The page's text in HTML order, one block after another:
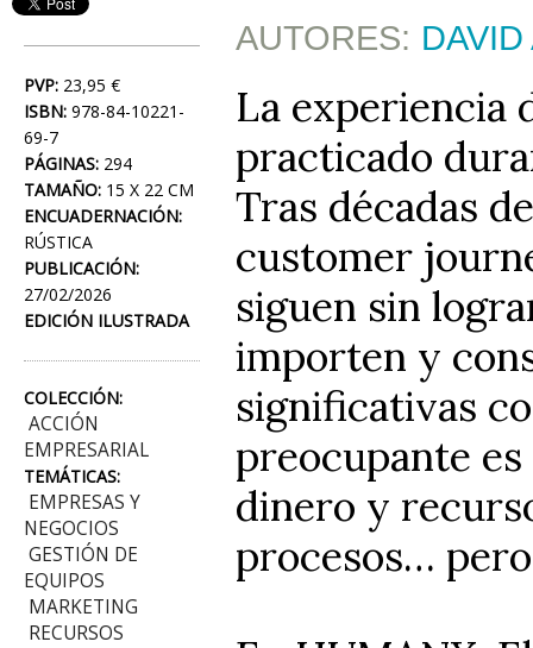
PVP: 23,95 €
ISBN: 978-84-10221-
69-7
PÁGINAS: 294
TAMAÑO: 15 X 22 CM
ENCUADERNACIÓN:
RÚSTICA
PUBLICACIÓN:
27/02/2026
EDICIÓN ILUSTRADA
COLECCIÓN:
ACCIÓN
EMPRESARIAL
TEMÁTICAS:
EMPRESAS Y
NEGOCIOS
GESTIÓN DE
EQUIPOS
MARKETING
RECURSOS
AUTORES:
La experiencia
practicado
Tras décadas
customer
siguen sin
importen y
significativas
preocupante
dinero y
procesos…